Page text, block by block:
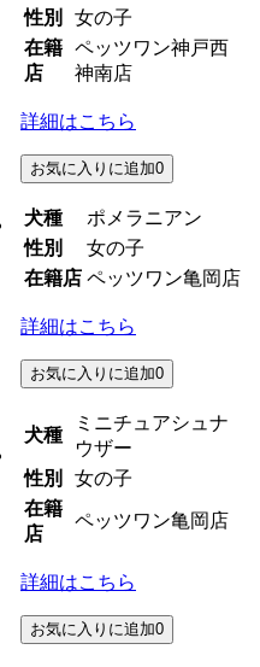
性別
女の子
在籍
店
ペッツワン神戸西
神南店
詳細はこちら
お気に入りに追加0
犬種
ポメラニアン
性別
女の子
在籍店 ペッツワン亀岡店
詳細はこちら
お気に入りに追加0
犬種
ミニチュアシュナ
ウザー
性別
女の子
在籍
店
ペッツワン亀岡店
詳細はこちら
お気に入りに追加0